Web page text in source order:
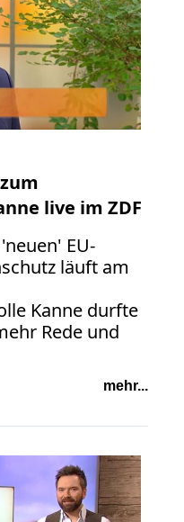
live im ZDF
EU-
läuft am
Kanne durfte
Rede und
mehr...